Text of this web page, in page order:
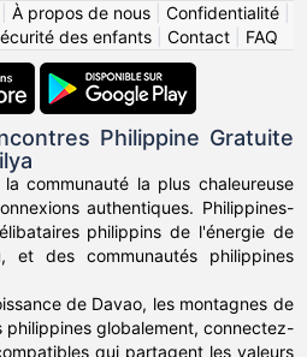
À propos de nous Confidentialité
des enfants| Contact| FAQ
Philippine Gratuite
communauté la plus chaleureuse
authentiques. Philippines-
philippins de l'énergie de
et des communautés philippines
de Davao, les montagnes de
philippines globalement, connectez-
qui partagent les valeurs